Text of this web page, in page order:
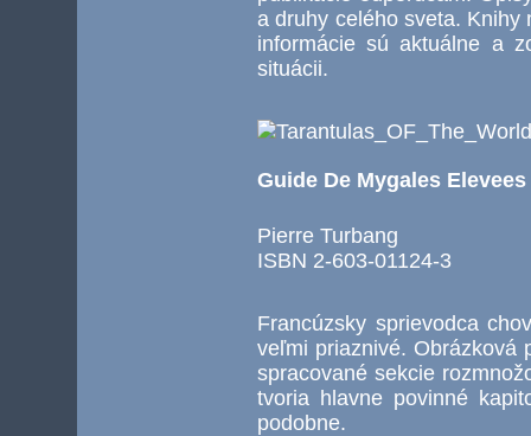
a druhy celého sveta. Knihy
informácie sú aktuálne a
situácii.
Guide De Mygales
Pierre Turbang
ISBN 2-603-01124-3
Francúzsky sprievodca
veľmi priaznivé. Obrázková
spracované sekcie
tvoria hlavne povinné
podobne.